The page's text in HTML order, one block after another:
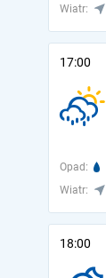
Wiatr:
17:00
Opad:
Wiatr:
18:00